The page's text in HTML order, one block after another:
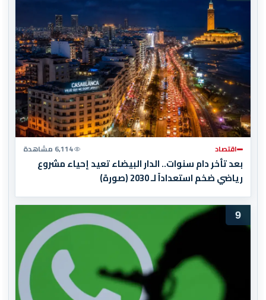
اقتصاد 6,114 مشاهدة
بعد تأخر دام سنوات.. الدار البيضاء تعيد إحياء مشروع
رياضي ضخم استعداداً لـ 2030 (صورة)
9